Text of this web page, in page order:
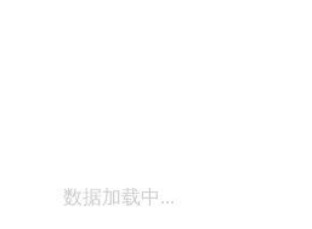
数据加载中...